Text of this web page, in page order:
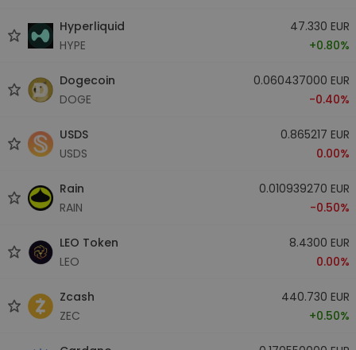
Hyperliquid
HYPE
47.330 EUR
+0.80%
Dogecoin
DOGE
0.060437000 EUR
-0.40%
USDS
USDS
0.865217 EUR
0.00%
Rain
RAIN
0.010939270 EUR
-0.50%
LEO Token
LEO
8.4300 EUR
0.00%
Zcash
ZEC
440.730 EUR
+0.50%